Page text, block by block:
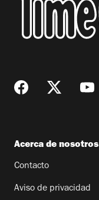
Acerca de nosotros
Contacto
Aviso de privacidad